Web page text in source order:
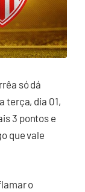
só dá
terça, dia 01,
3 pontos e
que vale
o